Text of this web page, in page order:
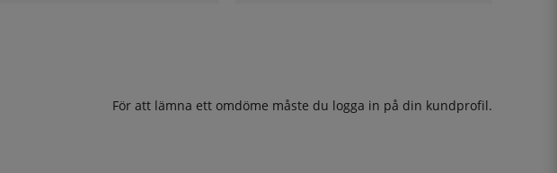
För att lämna ett omdöme måste du logga in på din kundprofil.